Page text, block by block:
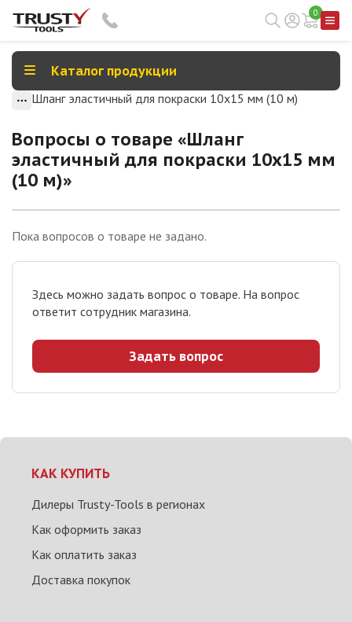
0
Каталог продукции
Шланг эластичный для покраски 10х15 мм (10 м)
Вопросы о товаре «Шланг
эластичный для покраски 10х15 мм
(10 м)»
Здесь можно задать вопрос о товаре. На вопрос
ответит сотрудник магазина.
Задать вопрос
Пока вопросов о товаре не задано.
КАК КУПИТЬ
Дилеры Trusty-Tools в регионах
Как оформить заказ
Как оплатить заказ
Доставка покупок